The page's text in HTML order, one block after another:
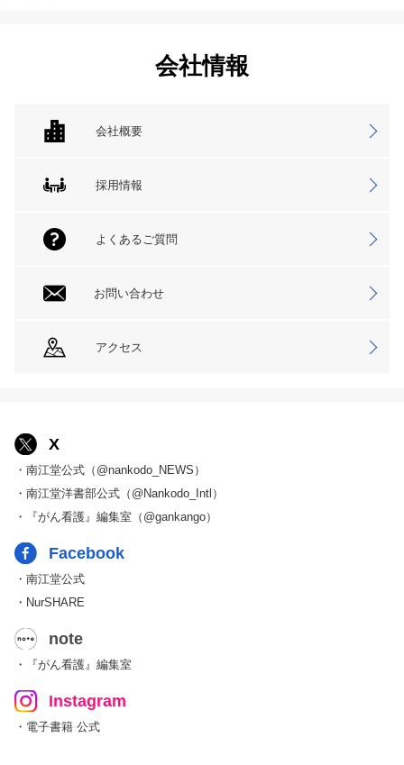
会社情報
会社概要
採用情報
よくあるご質問
お問い合わせ
アクセス
X
・南江堂公式（@nankodo_NEWS）
・南江堂洋書部公式（@Nankodo_Intl）
・『がん看護』編集室（@gankango）
Facebook
・南江堂公式
・NurSHARE
note
・『がん看護』編集室
Instagram
・電子書籍 公式